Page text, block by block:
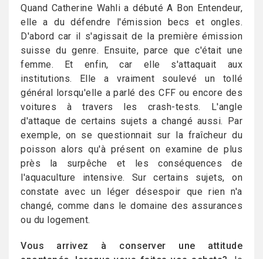
Quand Catherine Wahli a débuté A Bon Entendeur,
elle a du défendre l'émission becs et ongles.
D'abord car il s'agissait de la première émission
suisse du genre. Ensuite, parce que c'était une
femme. Et enfin, car elle s'attaquait aux
institutions. Elle a vraiment soulevé un tollé
général lorsqu'elle a parlé des CFF ou encore des
voitures à travers les crash-tests. L'angle
d'attaque de certains sujets a changé aussi. Par
exemple, on se questionnait sur la fraîcheur du
poisson alors qu'à présent on examine de plus
près la surpêche et les conséquences de
l'aquaculture intensive. Sur certains sujets, on
constate avec un léger désespoir que rien n'a
changé, comme dans le domaine des assurances
ou du logement.
Vous arrivez à conserver une attitude